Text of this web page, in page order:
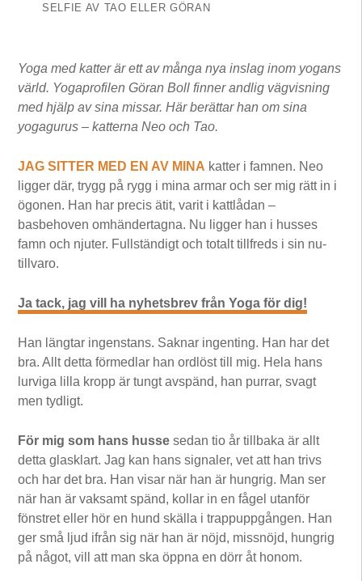
SELFIE AV TAO ELLER GÖRAN
Yoga med katter är ett av många nya inslag inom yogans
värld. Yogaprofilen Göran Boll finner andlig vägvisning
med hjälp av sina missar. Här berättar han om sina
yogagurus – katterna Neo och Tao.
JAG SITTER MED EN AV MINA katter i famnen. Neo
ligger där, trygg på rygg i mina armar och ser mig rätt in i
ögonen. Han har precis ätit, varit i kattlådan –
basbehoven omhändertagna. Nu ligger han i husses
famn och njuter. Fullständigt och totalt tillfreds i sin nu-
tillvaro.
Ja tack, jag vill ha nyhetsbrev från Yoga för dig!
Han längtar ingenstans. Saknar ingenting. Han har det
bra. Allt detta förmedlar han ordlöst till mig. Hela hans
lurviga lilla kropp är tungt avspänd, han purrar, svagt
men tydligt.
För mig som hans husse sedan tio år tillbaka är allt
detta glasklart. Jag kan hans signaler, vet att han trivs
och har det bra. Han visar när han är hungrig. Man ser
när han är vaksamt spänd, kollar in en fågel utanför
fönstret eller hör en hund skälla i trappuppgången. Han
ger små ljud ifrån sig när han är nöjd, missnöjd, hungrig
på något, vill att man ska öppna en dörr åt honom.